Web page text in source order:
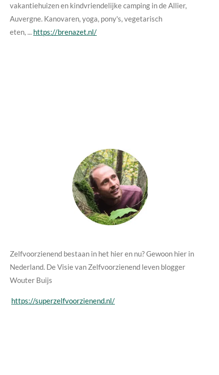
vakantiehuizen en kindvriendelijke camping in de Allier,
Auvergne. Kanovaren, yoga, pony's, vegetarisch
eten, ... https://brenazet.nl/
Zelfvoorzienend bestaan in het hier en nu? Gewoon hier in
Nederland. De Visie van Zelfvoorzienend leven blogger
Wouter Buijs
https://superzelfvoorzienend.nl/